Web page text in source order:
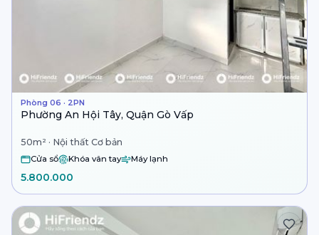
Phòng 06 · 2PN
Phường An Hội Tây, Quận Gò Vấp
50m² · Nội thất Cơ bản
Cửa sổ Khóa vân tay Máy lạnh
5.800.000